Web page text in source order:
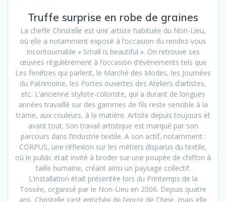
Truffe surprise en robe de graines
La cheffe Christelle est une artiste habituée du Non-Lieu,
où elle a notamment exposé à l’occasion du rendez-vous
incontournable « Small is beautiful ». On retrouve ses
œuvres régulièrement à l’occasion d’événements tels que
Les fenêtres qui parlent, le Marché des Modes, les Journées
du Patrimoine, les Portes ouvertes des Ateliers d’artistes,
etc. L’ancienne styliste-coloriste, qui a durant de longues
années travaillé sur des gammes de fils reste sensible à la
trame, aux couleurs, à la matière. Artiste depuis toujours et
avant tout. Son travail artistique est marqué par son
parcours dans l’industrie textile. A son actif, notamment :
CORPUS, une réflexion sur les métiers disparus du textile,
où le public était invité à broder sur une poupée de chiffon à
taille humaine, créant ainsi un paysage collectif.
L’installation était présentée lors du Printemps de la
Tossée, organisé par le Non-Lieu en 2006. Depuis quatre
ans, Christelle s’est entichée de l’encre de Chine, mais elle